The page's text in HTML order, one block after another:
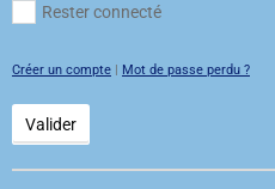
Rester connecté
Créer un compte | Mot de passe perdu ?
Valider